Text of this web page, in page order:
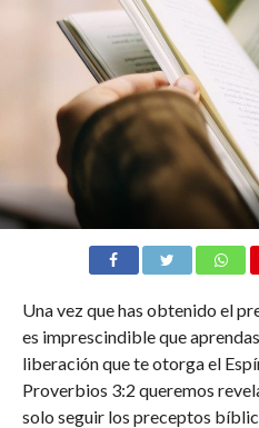
Una vez que has obtenido el
es imprescindible que
liberación que te otorga el
Proverbios 3:2 queremos
solo seguir los preceptos